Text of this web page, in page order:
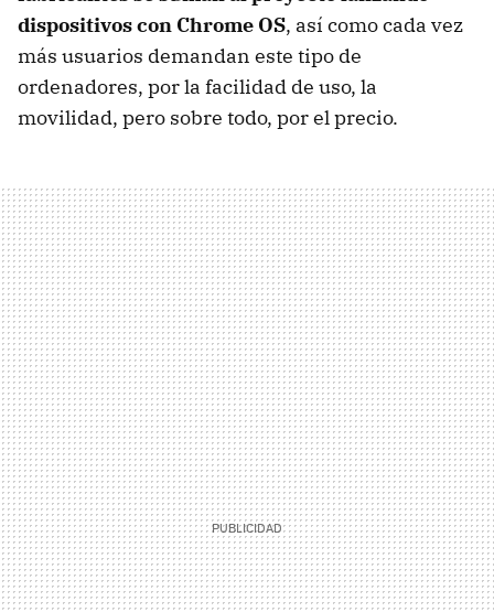
dispositivos con Chrome OS, así como cada vez
más usuarios demandan este tipo de
ordenadores, por la facilidad de uso, la
movilidad, pero sobre todo, por el precio.